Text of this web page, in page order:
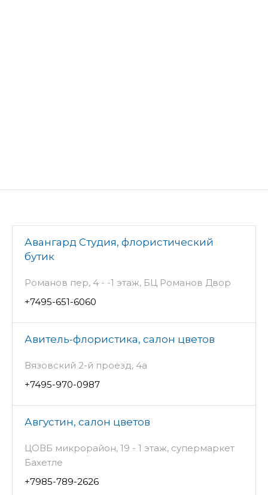
Авангард Студия, флористический
бутик
Романов пер, 4 - -1 этаж, БЦ Романов Двор
+7495-651-6060
Авитель-флористика, салон цветов
Вязовский 2-й проезд, 4а
+7495-970-0987
Августин, салон цветов
ЦОВБ микрорайон, 19 - 1 этаж, супермаркет
Бахетле
+7985-789-2626